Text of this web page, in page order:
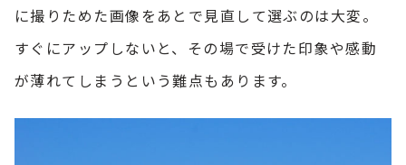
に撮りためた画像をあとで見直して選ぶのは大変。
すぐにアップしないと、その場で受けた印象や感動
が薄れてしまうという難点もあります。